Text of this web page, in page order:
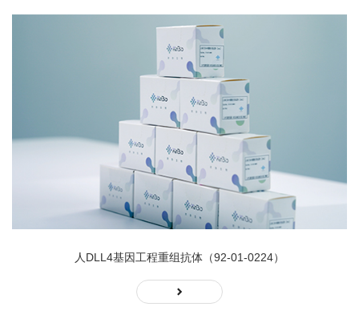
人DLL4基因工程重组抗体（92-01-0224）